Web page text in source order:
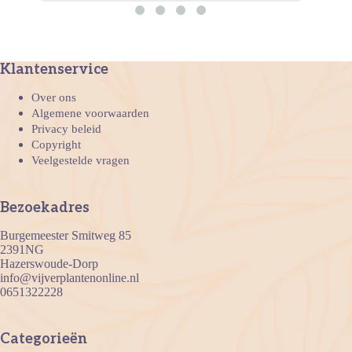
Klantenservice
Over ons
Algemene voorwaarden
Privacy beleid
Copyright
Veelgestelde vragen
Bezoekadres
Burgemeester Smitweg 85
2391NG
Hazerswoude-Dorp
info@vijverplantenonline.nl
0651322228
Categorieën